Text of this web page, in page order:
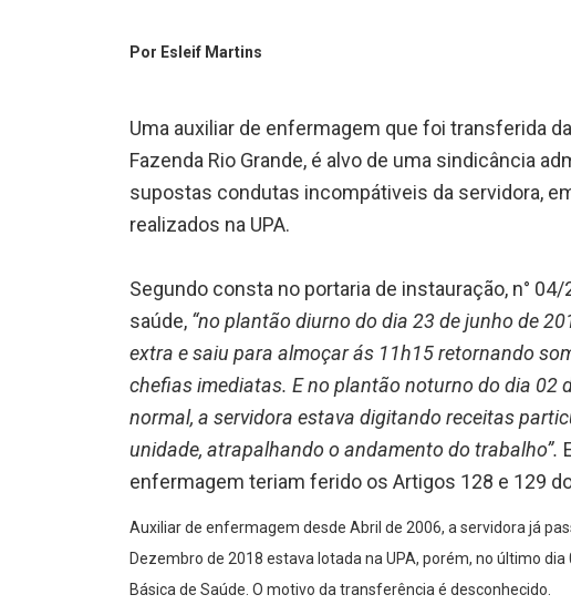
Por Esleif Martins
Uma auxiliar de enfermagem que foi transferida
Fazenda Rio Grande, é alvo de uma sindicância
supostas condutas incompátiveis da servidora,
realizados na UPA.
Segundo consta no portaria de instauração, n°
saúde, “no plantão diurno do dia 23 de junho de
extra e saiu para almoçar ás 11h15 retornando
chefias imediatas. E no plantão noturno do dia 02
normal, a servidora estava digitando receitas
unidade, atrapalhando o andamento do trabalho”.
enfermagem teriam ferido os Artigos 128 e 129
Auxiliar de enfermagem desde Abril de 2006, a servidora já
Dezembro de 2018 estava lotada na UPA, porém, no último
Básica de Saúde. O motivo da transferência é desconhecido.